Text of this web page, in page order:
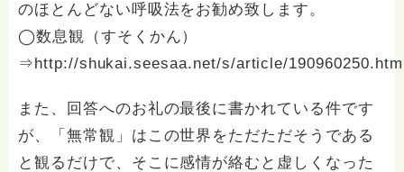
のほとんどない呼吸法をお勧め致します。
◯数息観（すそくかん）
⇒http://shukai.seesaa.net/s/article/
また、回答へのお礼の最後に書かれている件です
が、「無常観」はこの世界をただただそうである
と観るだけで、そこに感情が絡むと虚しくなった